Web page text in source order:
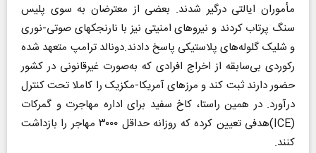
مأموران ایالتی درگیر شدند. بعضی از معترضان به سوی پلیس
سنگ پرتاب کردند و نیروهای امنیتی نیز با نارنجک‎های صوتی-نوری
و شلیک گلوله‌های پلاستیکی پاسخ دادند.دونالد ترامپ متعهد شده
رکوردی بی‌سابقه‌ از اخراج افرادی که به‌صورت غیرقانونی در کشور
حضور دارند ثبت کند و مرزهای آمریکا-مکزیک را کاملا تحت کنترل
درآورد. در همین راستا، کاخ سفید برای اداره مهاجرت و گمرکات
(ICE)هدفی تعیین کرده که روزانه حداقل ۳۰۰۰ مهاجر را بازداشت
کنند.